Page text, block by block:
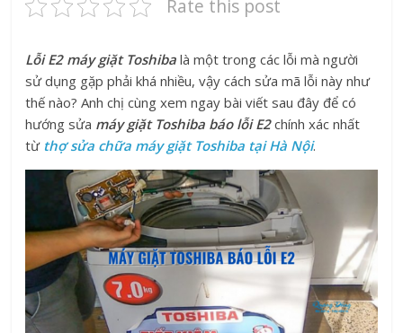
Rate this post
Lỗi E2 máy giặt Toshiba là một trong các lỗi mà người
sử dụng gặp phải khá nhiều, vậy cách sửa mã lỗi này như
thế nào? Anh chị cùng xem ngay bài viết sau đây để có
hướng sửa máy giặt Toshiba báo lỗi E2 chính xác nhất
từ thợ sửa chữa máy giặt Toshiba tại Hà Nội.